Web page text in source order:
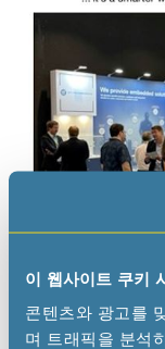
이 웹사이트 쿠키
콘텐츠와 광고를
며 트래픽을 분석